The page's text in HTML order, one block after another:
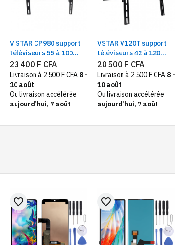
V STAR CP980 support
téléviseurs 55 à 100
pouces mural pivotant
23 400 F CFA
Livraison à 2 500 F CFA 8 -
10 août
Ou livraison accélérée
aujourd’hui, 7 août
VSTAR V120T support
téléviseurs 42 à 120
pouces distance murale
3,8 cm
20 500 F CFA
Livraison à 2 500 F CFA 8 -
10 août
Ou livraison accélérée
aujourd’hui, 7 août
favorite_border favorite_border